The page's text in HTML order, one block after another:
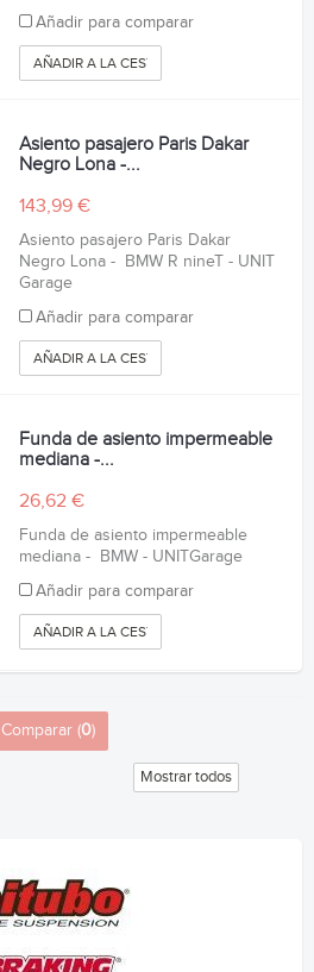
Añadir para comparar
AÑADIR A LA CESTA
Asiento pasajero Paris Dakar
Negro Lona -...
143,99 €
Asiento pasajero Paris Dakar
Negro Lona - BMW R nineT - UNIT
Garage
Añadir para comparar
AÑADIR A LA CESTA
Funda de asiento impermeable
mediana -...
26,62 €
Funda de asiento impermeable
mediana - BMW - UNITGarage
Añadir para comparar
AÑADIR A LA CESTA
Comparar (0)
Mostrar todos